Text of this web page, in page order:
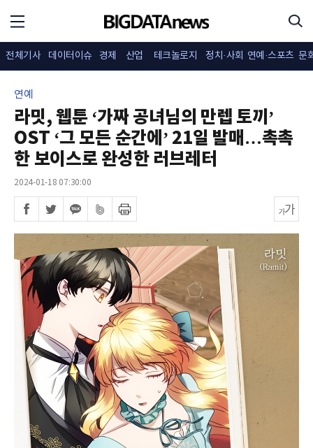
전체기사 데이터이슈 경제 산업 테크놀로지 정치·사회 연예·스포츠 문
연예
라밋, 웹툰 ‘가짜 공녀님의 만렙 토끼’
OST ‘그 모든 순간에’ 21일 발매…촉촉
한 보이스로 완성한 러브레터
2024-01-18 07:30:00